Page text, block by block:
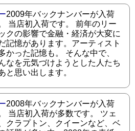
2009年バックナンバーが入荷
当店初入荷です。 前年のリー
クの影響で金融・経済が大変に
記憶があります。アーティスト
かった記憶も。 そんな中で、
なを元気づけようとした人たち
と思い出します。
2008年バックナンバーが入荷
当店初入荷が多数です。 ツェ
クラプトン、クイーンなど、ベ